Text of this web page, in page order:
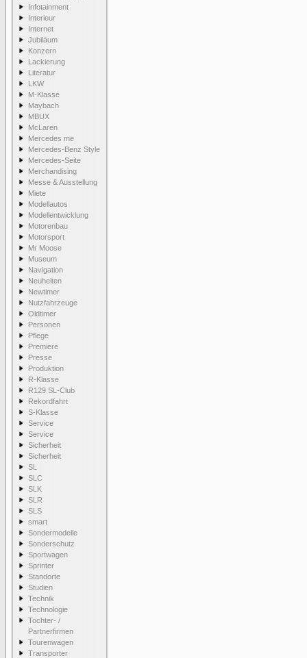
Infotainment
Interieur
Internet
Jubiläum
Konzern
Lackierung
Literatur
LKW
M-Klasse
Maybach
MBUX
McLaren
Mercedes me
Mercedes-Benz Style
Mercedes-Seite
Merchandising
Messe & Ausstellung
Miete
Modellautos
Modellentwicklung
Motorenbau
Motorsport
Mr Moose
Museum
Navigation
Neuheiten
Newtimer
Nutzfahrzeuge
Oldtimer
Personen
Pflege
Premiere
Presse
Produktion
R-Klasse
R129 SL-Club
Rekordfahrt
S-Klasse
Service
Service
Sicherheit
Sicherheit
SL
SLC
SLK
SLR
SLS
smart
Sondermodelle
Sonderschutz
Sportwagen
Sprinter
Standorte
Studien
Technik
Technologie
Tochter- /
Partnerfirmen
Tourenwagen
Transporter